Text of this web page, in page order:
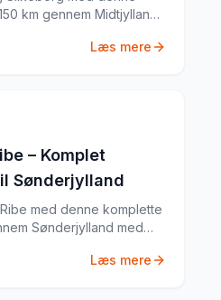
km gennem Midtjylland
mere. Tips til rute,
Læs mere
– Komplet
Sønderjylland
med denne komplette
Sønderjylland med
Strand og meget mere.
Læs mere